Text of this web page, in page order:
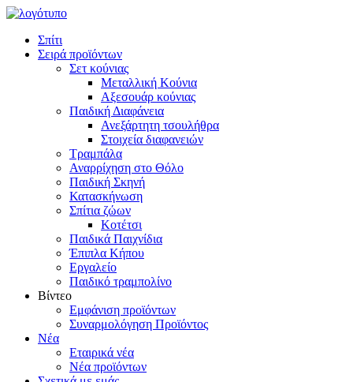
Σπίτι
Σειρά προϊόντων
Σετ κούνιας
Μεταλλική Κούνια
Αξεσουάρ κούνιας
Παιδική Διαφάνεια
Ανεξάρτητη τσουλήθρα
Στοιχεία διαφανειών
Τραμπάλα
Αναρρίχηση στο Θόλο
Παιδική Σκηνή
Κατασκήνωση
Σπίτια ζώων
Κοτέτσι
Παιδικά Παιχνίδια
Έπιπλα Κήπου
Εργαλείο
Παιδικό τραμπολίνο
Βίντεο
Εμφάνιση προϊόντων
Συναρμολόγηση Προϊόντος
Νέα
Εταιρικά νέα
Νέα προϊόντων